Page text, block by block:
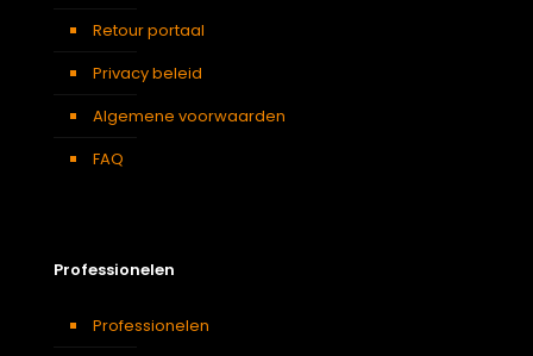
Retour portaal
Privacy beleid
Algemene voorwaarden
FAQ
Professionelen
Professionelen